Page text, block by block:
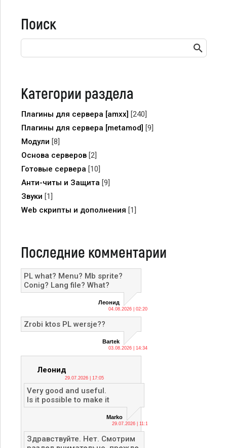
Поиск
Категории раздела
Плагины для сервера [amxx] [240]
Плагины для сервера [metamod] [9]
Модули [8]
Основа серверов [2]
Готовые сервера [10]
Анти-читы и Защита [9]
Звуки [1]
Web скрипты и дополнения [1]
Последние комментарии
PL what? Menu? Mb sprite?
Conig? Lang file? What?
Леонид
04.08.2026 | 02:20
Zrobi ktos PL wersje??
Bartek
03.08.2026 | 14:34
Леонид
29.07.2026 | 17:05
Very good and useful.
Is it possible to make it
Marko
29.07.2026 | 11:13
Здравствуйте. Нет. Смотрим